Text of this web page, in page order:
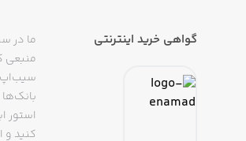
گواهی خرید اینترنتی
ما در
منبعی
سیب‌اپ
استور